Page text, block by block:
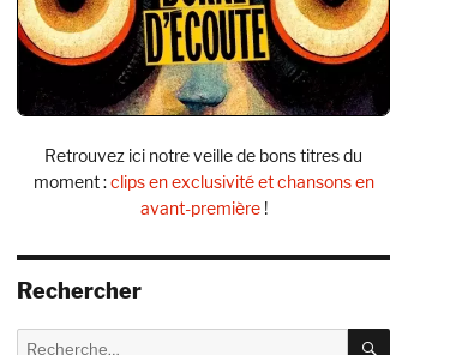
Retrouvez ici notre veille de bons titres du
moment :clips en exclusivité et chansons en
avant-première!
Rechercher
Recherche